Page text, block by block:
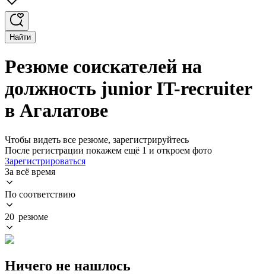
Найти
Резюме соискателей на
должность junior IT-recruiter
в Агалатове
Чтобы видеть все резюме, зарегистрируйтесь
После регистрации покажем ещё 1 и откроем фото
Зарегистрироваться
За всё время
По соответствию
20 резюме
Ничего не нашлось